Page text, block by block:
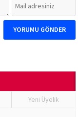
Yeni Üyelik